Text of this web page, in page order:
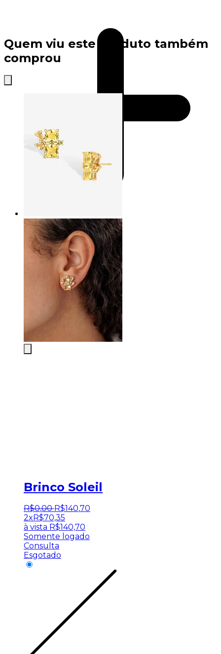
Quem viu este produto também
comprou
Brinco Soleil
R$0,00 R$140,70
2x R$70,35
à vista R$140,70
Somente logado
Consulta
Esgotado